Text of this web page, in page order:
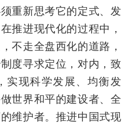
重新思考它的定式、发
推进现代化的过程中，
不走全盘西化的道路，
度寻求定位，对内，致
实现科学发展、均衡发
世界和平的建设者、全
维护者。推进中国式现